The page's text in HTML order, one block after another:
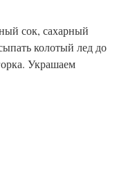
сок, сахарный
колотый лед до
Украшаем